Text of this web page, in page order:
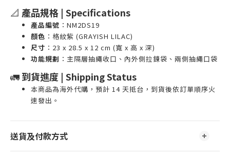
📐 產品規格 | Specifications
產品編號 ：NM2DS19
顏色 ：格紋紫 (GRAYISH LILAC)
尺寸 ：23 x 28.5 x 12 cm (寬 x 高 x 深)
功能規劃 ：主隔層抽繩收口、內外側拉鍊袋、兩側抽繩口袋
🚛到貨進度 | Shipping Status
本商品為海外代購，預計 14 天抵台，到貨後依訂單順序火
速發出。
送貨及付款方式